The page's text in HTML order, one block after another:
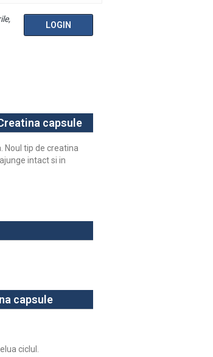
LOGIN
capsule
Noul tip de creatina
intact si in
capsule
ciclul.